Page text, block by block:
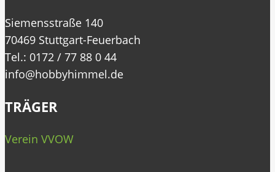
Siemensstraße 140
70469 Stuttgart-Feuerbach
Tel.: 0172 / 77 88 0 44
info@hobbyhimmel.de
TRÄGER
Verein VVOW